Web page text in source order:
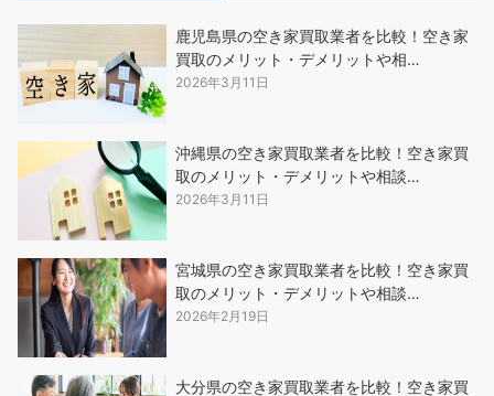
鹿児島県の空き家買取業者を比較！空き家
買取のメリット・デメリットや相…
2026年3月11日
沖縄県の空き家買取業者を比較！空き家買
取のメリット・デメリットや相談…
2026年3月11日
宮城県の空き家買取業者を比較！空き家買
取のメリット・デメリットや相談…
2026年2月19日
大分県の空き家買取業者を比較！空き家買